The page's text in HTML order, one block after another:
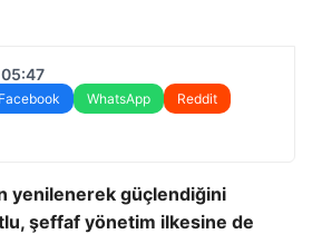
Facebook WhatsApp
Reddit
yenilenerek güçlendiğini
şeffaf yönetim ilkesine de